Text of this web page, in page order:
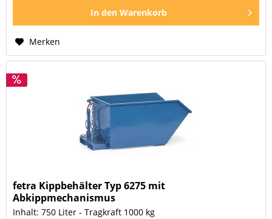
In den Warenkorb
Merken
fetra Kippbehälter Typ 6275 mit
Abkippmechanismus
Inhalt: 750 Liter - Tragkraft 1000 kg